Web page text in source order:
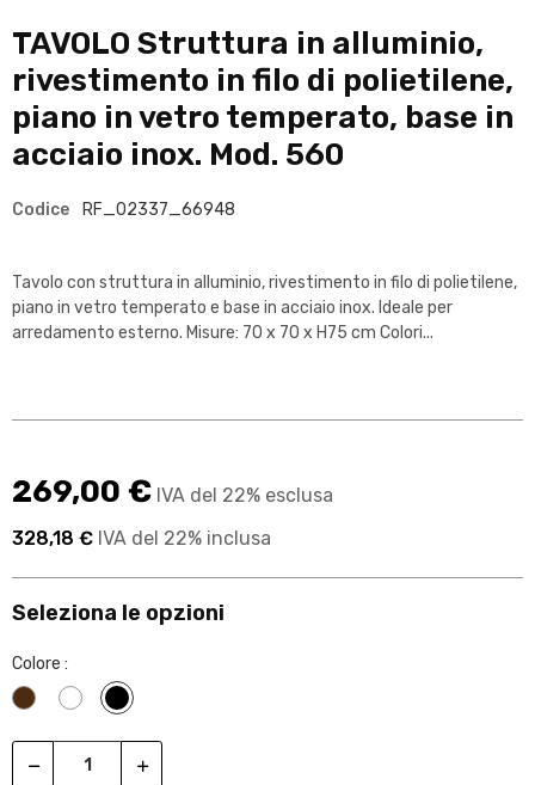
TAVOLO Struttura in alluminio,
rivestimento in filo di polietilene,
piano in vetro temperato, base in
acciaio inox. Mod. 560
Codice RF_02337_66948
Tavolo con struttura in alluminio, rivestimento in filo di polietilene,
piano in vetro temperato e base in acciaio inox. Ideale per
arredamento esterno. Misure: 70 x 70 x H75 cm Colori...
269,00 € IVA del 22% esclusa
328,18 € IVA del 22% inclusa
Seleziona le opzioni
Colore :
WengèBiancoNero